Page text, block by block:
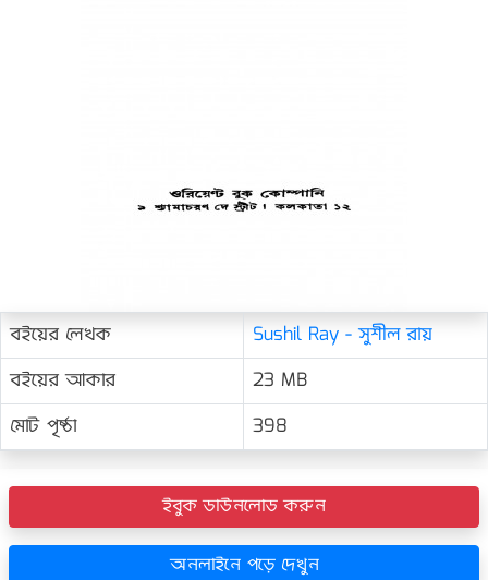
বইয়ের লেখক
Sushil Ray - সুশীল রায়
বইয়ের আকার
23 MB
মোট পৃষ্ঠা
398
ইবুক ডাউনলোড করুন
অনলাইনে পড়ে দেখুন